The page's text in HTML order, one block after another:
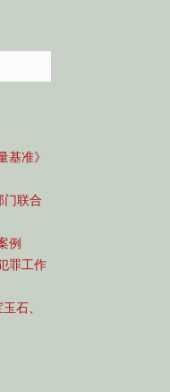
基准》
门联合
例
罪工作
石、